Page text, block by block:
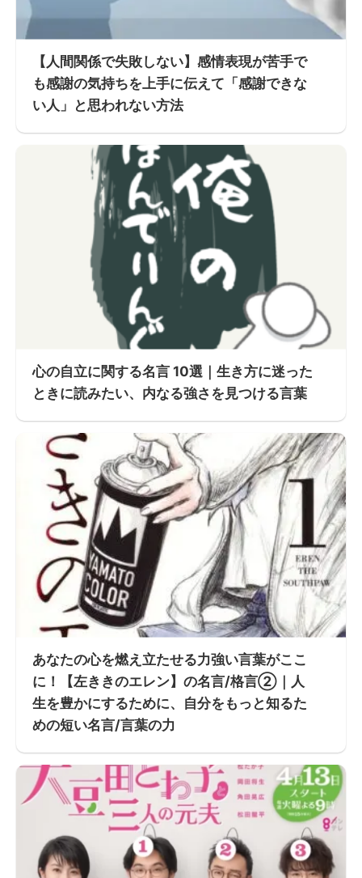
【人間関係で失敗しない】感情表現が苦手で
も感謝の気持ちを上手に伝えて「感謝できな
い人」と思われない方法
心の自立に関する名言 10選｜生き方に迷った
ときに読みたい、内なる強さを見つける言葉
あなたの心を燃え立たせる力強い言葉がここ
に！【左ききのエレン】の名言/格言②｜人
生を豊かにするために、自分をもっと知るた
めの短い名言/言葉の力